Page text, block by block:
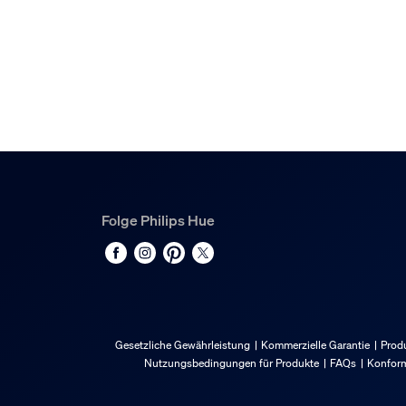
Folge Philips Hue
Gesetzliche Gewährleistung Kommerzielle Garantie
Nutzungsbedingungen für Produkte
FAQs